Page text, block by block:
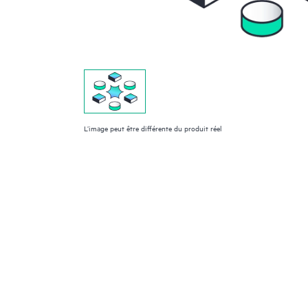
L’image peut être différente du produit réel